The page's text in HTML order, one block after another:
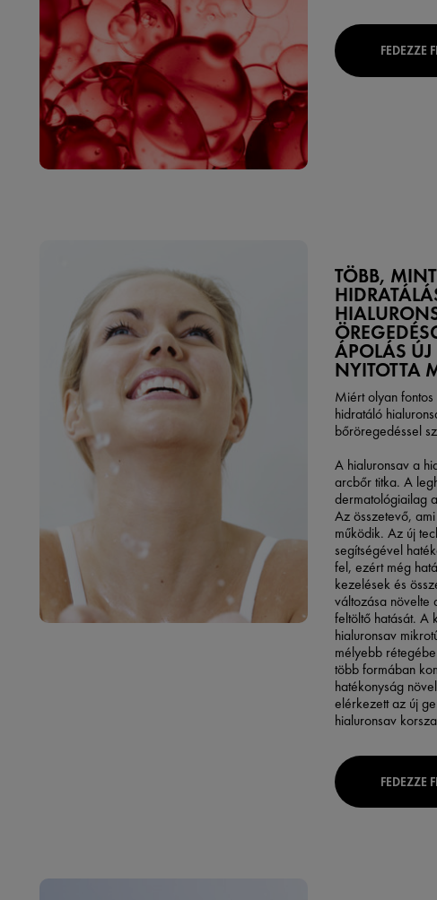
FEDEZZE
TÖBB, MINT
ÁPOLÁS
NYITOTTA
Miért olyan
hidratáló
bőröregedéssel
A hialuronsav a
arcbőr titka. A
dermatológiailag
Az összetevő,
működik. Az új
segítségével
fel, ezért még
kezelések és
változása növelte
feltöltő hatását. A
hialuronsav
mélyebb
több formában
hatékonyság
elérkezett az új
hialuronsav
FEDEZZE